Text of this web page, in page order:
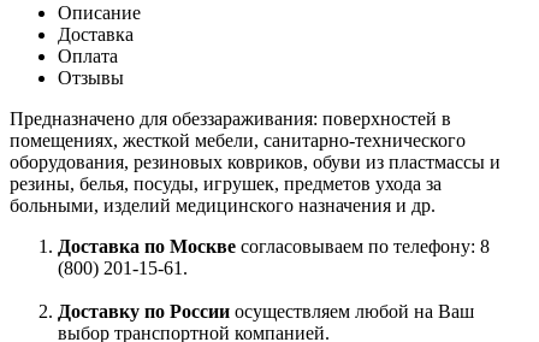
Описание
Доставка
Оплата
Отзывы
Предназначено для обеззараживания: поверхностей в
помещениях, жесткой мебели, санитарно-технического
оборудования, резиновых ковриков, обуви из пластмассы и
резины, белья, посуды, игрушек, предметов ухода за
больными, изделий медицинского назначения и др.
Доставка по Москве согласовываем по телефону: 8
(800) 201-15-61.
Доставку по России осуществляем любой на Ваш
выбор транспортной компанией.